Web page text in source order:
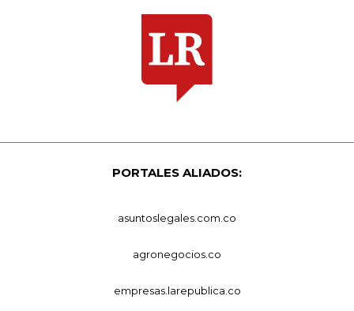
PORTALES ALIADOS:
asuntoslegales.com.co
agronegocios.co
empresas.larepublica.co